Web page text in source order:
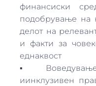
финансиски
подобрување на
делот на
и факти за
еднаквост
▪ Воведување
иинклузивен